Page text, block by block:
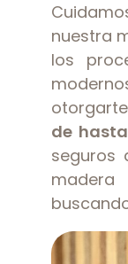
nuestra
los
de
seguros